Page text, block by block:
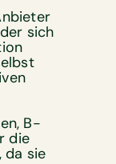
sich
B-
die
da sie